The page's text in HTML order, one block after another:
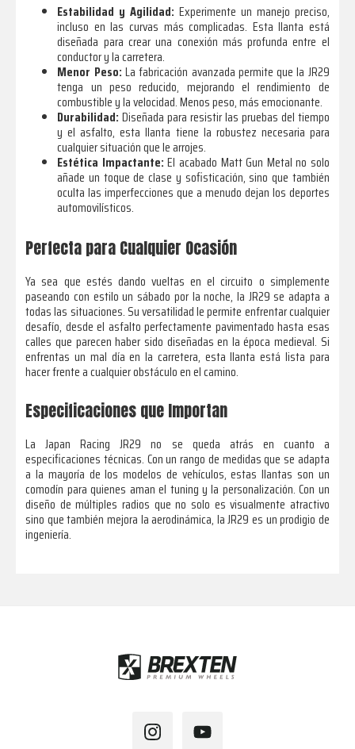
Estabilidad y Agilidad: Experimente un manejo preciso,
incluso en las curvas más complicadas. Esta llanta está
diseñada para crear una conexión más profunda entre el
conductor y la carretera.
Menor Peso: La fabricación avanzada permite que la JR29
tenga un peso reducido, mejorando el rendimiento de
combustible y la velocidad. Menos peso, más emocionante.
Durabilidad: Diseñada para resistir las pruebas del tiempo
y el asfalto, esta llanta tiene la robustez necesaria para
cualquier situación que le arrojes.
Estética Impactante: El acabado Matt Gun Metal no solo
añade un toque de clase y sofisticación, sino que también
oculta las imperfecciones que a menudo dejan los deportes
automovilísticos.
Perfecta para Cualquier Ocasión
Ya sea que estés dando vueltas en el circuito o simplemente
paseando con estilo un sábado por la noche, la JR29 se adapta a
todas las situaciones. Su versatilidad le permite enfrentar cualquier
desafío, desde el asfalto perfectamente pavimentado hasta esas
calles que parecen haber sido diseñadas en la época medieval. Si
enfrentas un mal día en la carretera, esta llanta está lista para
hacer frente a cualquier obstáculo en el camino.
Especificaciones que Importan
La Japan Racing JR29 no se queda atrás en cuanto a
especificaciones técnicas. Con un rango de medidas que se adapta
a la mayoría de los modelos de vehículos, estas llantas son un
comodín para quienes aman el tuning y la personalización. Con un
diseño de múltiples radios que no solo es visualmente atractivo
sino que también mejora la aerodinámica, la JR29 es un prodigio de
ingeniería.